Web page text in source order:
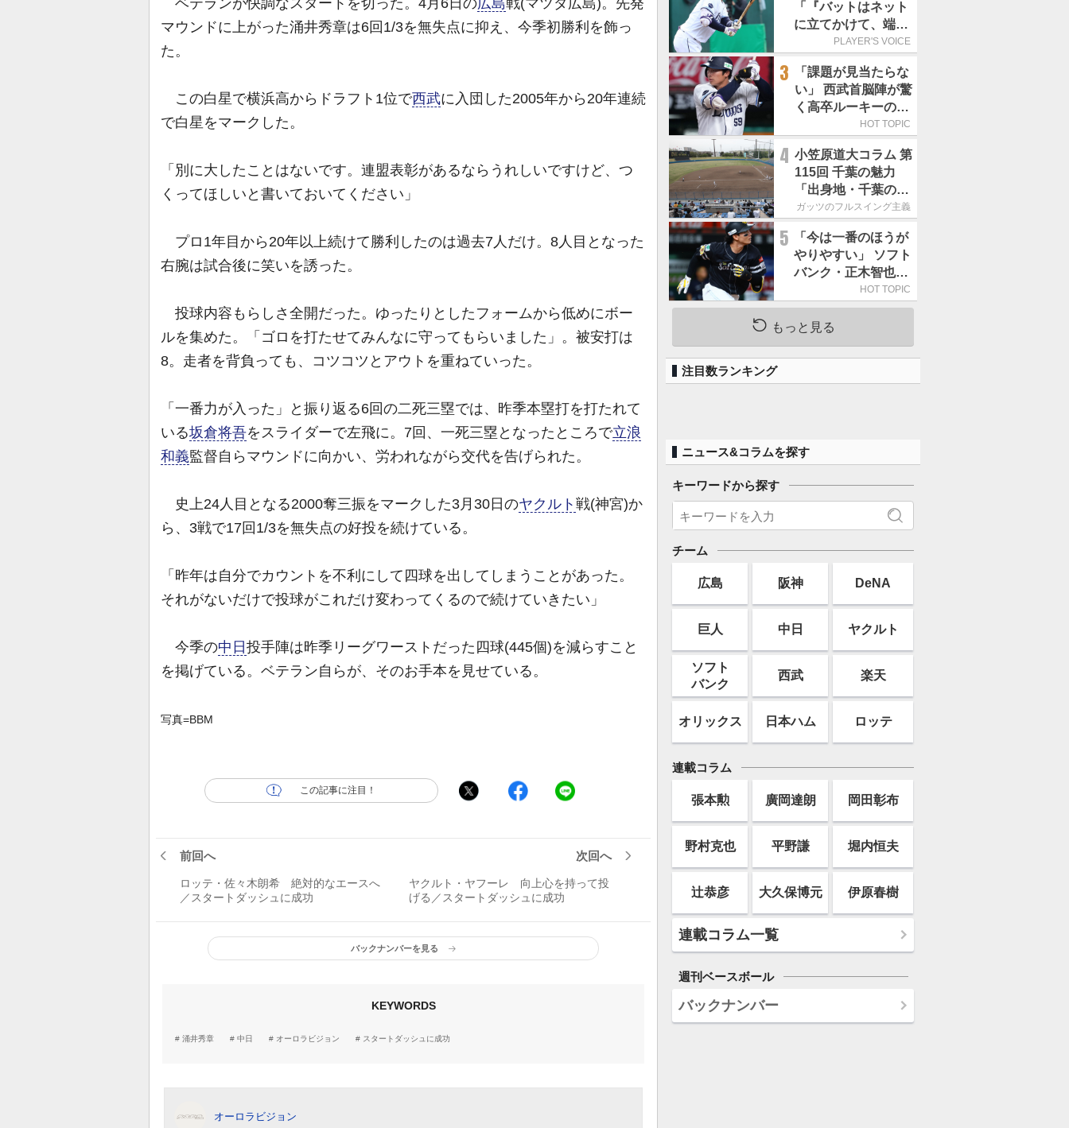
ベテランが快調なスタートを切った。4月6日の広島戦(マツダ広島)。先発
マウンドに上がった涌井秀章は6回1/3を無失点に抑え、今季初勝利を飾っ
た。
この白星で横浜高からドラフト1位で西武に入団した2005年から20年連続
で白星をマークした。
「別に大したことはないです。連盟表彰があるならうれしいですけど、つ
くってほしいと書いておいてください」
プロ1年目から20年以上続けて勝利したのは過去7人だけ。8人目となった
右腕は試合後に笑いを誘った。
投球内容もらしさ全開だった。ゆったりとしたフォームから低めにボー
ルを集めた。「ゴロを打たせてみんなに守ってもらいました」。被安打は
8。走者を背負っても、コツコツとアウトを重ねていった。
「一番力が入った」と振り返る6回の二死三塁では、昨季本塁打を打たれて
いる坂倉将吾をスライダーで左飛に。7回、一死三塁となったところで立浪
和義監督自らマウンドに向かい、労われながら交代を告げられた。
史上24人目となる2000奪三振をマークした3月30日のヤクルト 戦(神宮)か
ら、3戦で17回1/3を無失点の好投を続けている。
「昨年は自分でカウントを不利にして四球を出してしまうことがあった。
それがないだけで投球がこれだけ変わってくるので続けていきたい」
今季の中日 投手陣は昨季リーグワーストだった四球(445個)を減らすこと
を掲げている。ベテラン自らが、そのお手本を見せている。
写真=BBM
この記事に注目！
前回へ
ロッテ・佐々木朗希 絶対的なエースへ
／スタートダッシュに成功
次回へ
ヤクルト・ヤフーレ 向上心を持って投
げる／スタートダッシュに成功
バックナンバーを見る
KEYWORDS
涌井秀章 中日 オーロラビジョン スタートダッシュに成功
オーロラビジョン
「『バットはネット
に立てかけて、端に
置くんだぞ』と栗山
だきました」／憧れ
の人からの金言
PLAYER'S VOICE
3
「課題が見当たらな
い」 西武首脳陣が驚
く高卒ルーキーの高
HOT TOPIC
4 小笠原道大コラム 第
115回 千葉の魅力
「出身地・千葉の話
の続き。昔から野球
す」
ガッツのフルスイング主義
5
「今は一番のほうが
やりやすい」 ソフト
バンク・正木智也が
覚醒した理由HOT TOPIC
もっと見る
注目数ランキング
ニュース&コラムを探す
キーワードから探す
チーム
広島 阪神 DeNA
巨人 中日 ヤクルト
ソフト
バンク
西武 楽天
オリックス 日本ハム ロッテ
連載コラム
張本勲 廣岡達朗 岡田彰布
野村克也 平野謙 堀内恒夫
辻恭彦 大久保博元 伊原春樹
連載コラム一覧
週刊ベースボール
バックナンバー